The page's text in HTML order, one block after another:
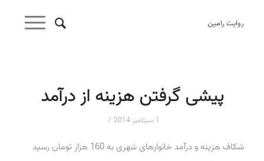
روایت رامین
پیشی گرفتن هزینه از درآمد
1 سپتامبر 2014 /
شکاف هزینه و درآمد خانوارهای شهری به 160 هزار تومان رسید